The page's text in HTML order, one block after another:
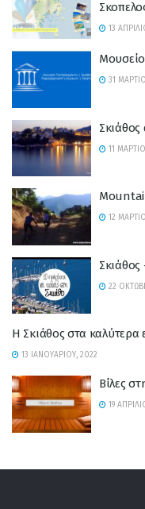
13
31
Σκιάθος
11
12
Σκιάθος
22
Η Σκιάθος στα καλύτερα
13 ΙΑΝΟΥΑΡΊΟΥ, 2022
Βίλες
19